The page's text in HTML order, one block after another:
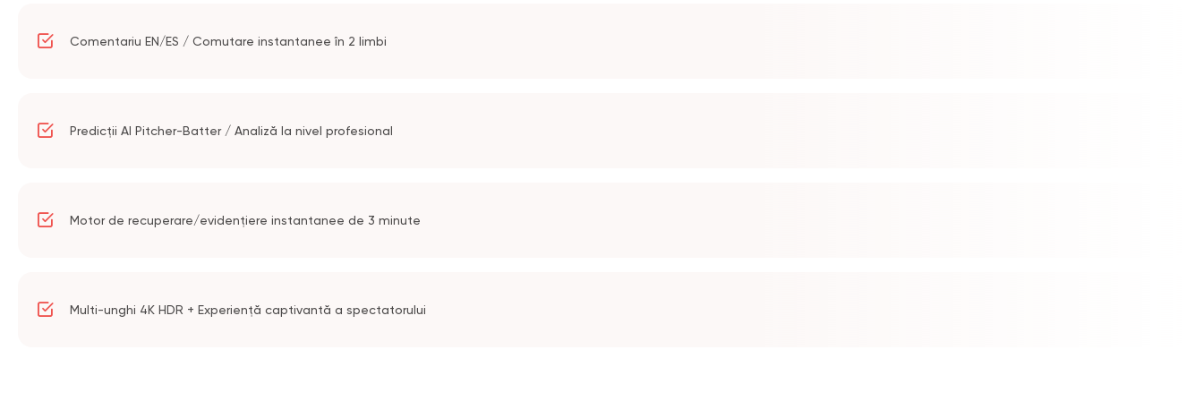
Comentariu EN/ES / Comutare instantanee în 2 limbi
Predicții AI Pitcher-Batter / Analiză la nivel profesional
Motor de recuperare/evidențiere instantanee de 3 minute
Multi-unghi 4K HDR + Experiență captivantă a spectatorului